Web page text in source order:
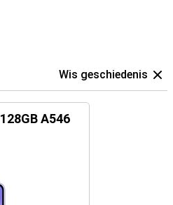
Wis geschiedenis
A546